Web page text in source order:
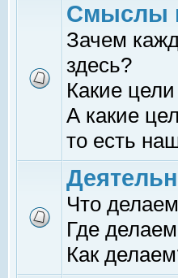
Смыслы
Зачем
здесь?
Какие
А какие
то есть
Что
Где
Как